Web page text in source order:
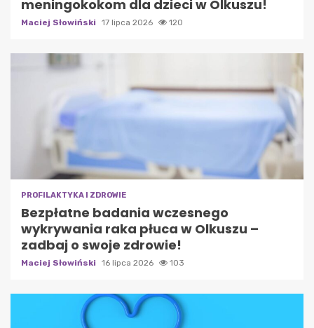
meningokokom dla dzieci w Olkuszu!
Maciej Słowiński 17 lipca 2026 120
PROFILAKTYKA I ZDROWIE
Bezpłatne badania wczesnego
wykrywania raka płuca w Olkuszu –
zadbaj o swoje zdrowie!
Maciej Słowiński 16 lipca 2026 103